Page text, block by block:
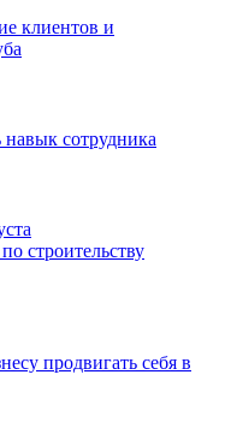
клиентов и
сотрудника
строительству
продвигать себя в